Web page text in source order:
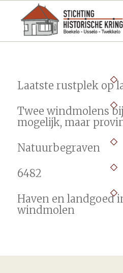
Laatste rustplek op
Twee windmolens
mogelijk, maar
Natuurbegraven
6482
Haven en landgoed
windmolen